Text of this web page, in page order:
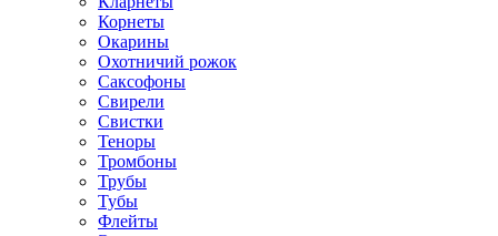
Корнеты
Окарины
Охотничий рожок
Саксофоны
Свирели
Свистки
Теноры
Тромбоны
Трубы
Тубы
Флейты